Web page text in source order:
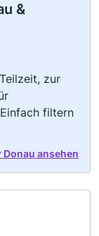
&
zur
filtern
ansehen